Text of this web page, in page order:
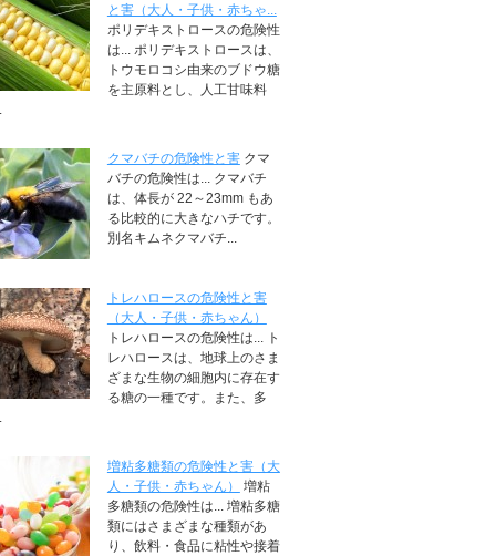
と害（大人・子供・赤ちゃ...
ポリデキストロースの危険性
は... ポリデキストロースは、
トウモロコシ由来のブドウ糖
を主原料とし、人工甘味料
クマバチの危険性と害 クマ
バチの危険性は... クマバチ
は、体長が 22～23mm もあ
る比較的に大きなハチです。
別名キムネクマバチ...
トレハロースの危険性と害
（大人・子供・赤ちゃん）
トレハロースの危険性は... ト
レハロースは、地球上のさま
ざまな生物の細胞内に存在す
る糖の一種です。また、多
増粘多糖類の危険性と害（大
人・子供・赤ちゃん）
増粘
多糖類の危険性は... 増粘多糖
類にはさまざまな種類があ
り、飲料・食品に粘性や接着